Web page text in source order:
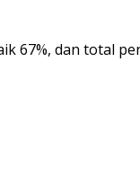
67%, dan total